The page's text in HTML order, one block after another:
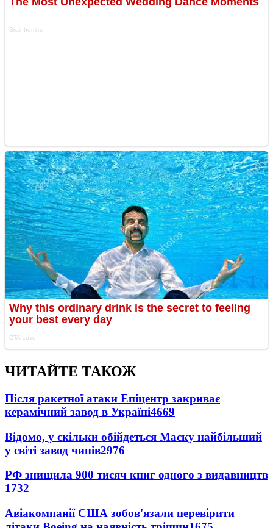
ЧИТАЙТЕ ТАКОЖ
Після ракетної атаки Епіцентр закриває
керамічний завод в Україні4669
Відомо, у скільки обійдеться Маску найбільший
у світі завод чипів2976
РФ знищила 900 тисяч книг одного з видавництв
1732
Авіакомпанії США зобов'язали перевірити